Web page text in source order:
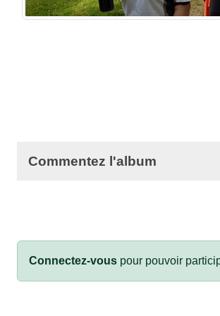
Commentez l'album
Connectez-vous pour pouvoir